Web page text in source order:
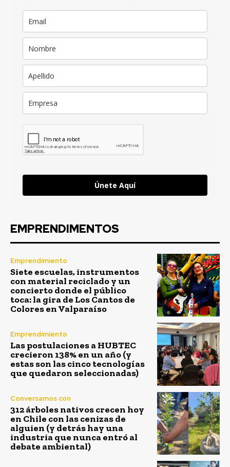
Únete Aquí
EMPRENDIMENTOS
Emprendimiento
Siete escuelas, instrumentos
con material reciclado y un
concierto donde el público
toca: la gira de Los Cantos de
Colores en Valparaíso
Emprendimiento
Las postulaciones a HUBTEC
crecieron 138% en un año (y
estas son las cinco tecnologías
que quedaron seleccionadas)
Conversamos con
312 árboles nativos crecen hoy
en Chile con las cenizas de
alguien (y detrás hay una
industria que nunca entró al
debate ambiental)